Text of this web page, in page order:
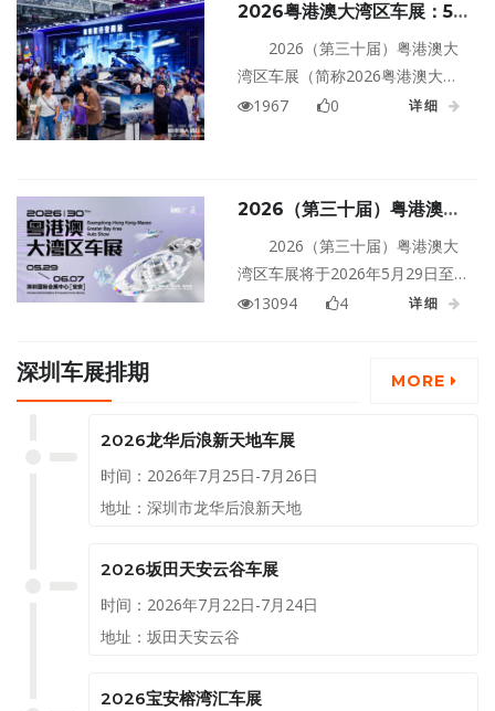
100多个品牌，展示1300多款车
型，重磅新车与前瞻概念车辉
映，演绎汽车产业的当下与未
来。
2026粤港澳大湾区车展：5
月29日迎来三十新「丽」程
2026（第三十届）粤港澳大
湾区车展（简称2026粤港澳大湾
区车展）定于5月29日至6月7日在
1967 0 详细
2026（第三十届）粤港澳大
湾区车展
2026（第三十届）粤港澳大
湾区车展将于2026年5月29日至6
月7日在广东深圳国际会展中心
13094 4 详细
深圳车展排期 MORE
2026龙华后浪新天地车展
时间：2026年7月25日-7月26日
地址：深圳市龙华后浪新天地
2026坂田天安云谷车展
时间：2026年7月22日-7月24日
地址：坂田天安云谷
2026宝安榕湾汇车展